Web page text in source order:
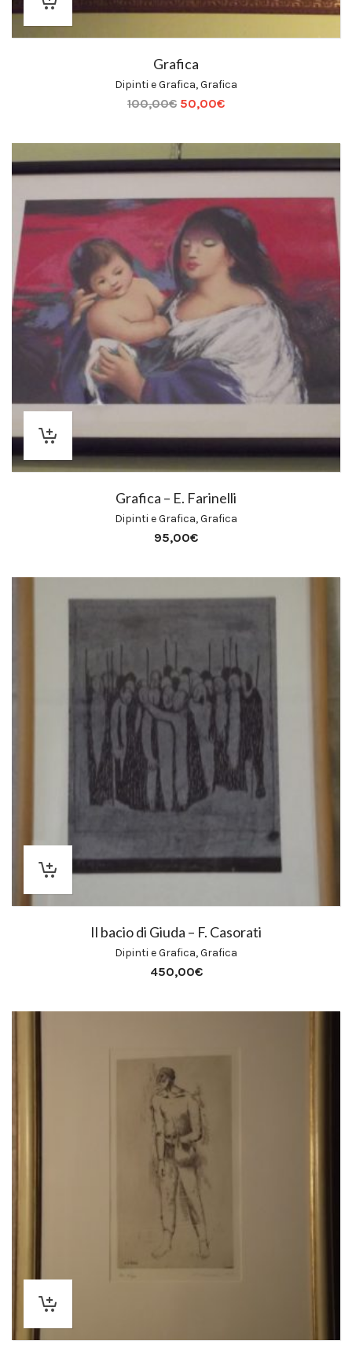
Grafica
Dipinti e Grafica,Grafica
100,00€ 50,00€
Grafica – E. Farinelli
Dipinti e Grafica,Grafica
95,00€
Il bacio di Giuda – F. Casorati
Dipinti e Grafica,Grafica
450,00€